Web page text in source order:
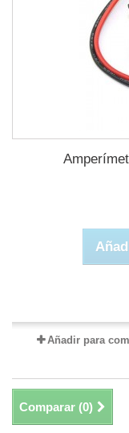
Añadir para
Comparar (0)